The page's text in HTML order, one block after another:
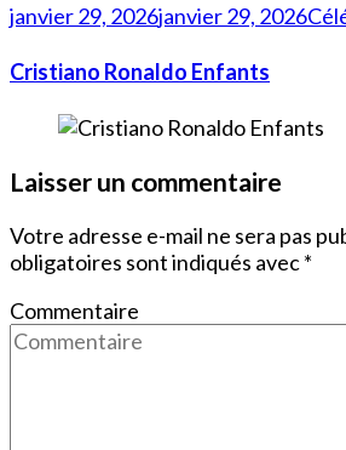
janvier 29, 2026janvier 29, 2026
Cristiano Ronaldo Enfants
Laisser un commentaire
Votre adresse e-mail ne sera pas
obligatoires sont indiqués avec*
Commentaire